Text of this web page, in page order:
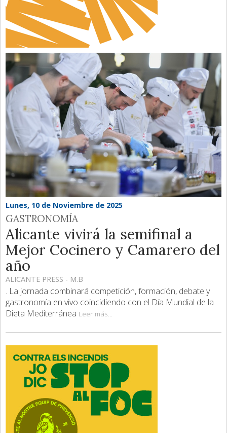
Lunes, 10 de Noviembre de 2025
GASTRONOMÍA
Alicante vivirá la semifinal a
Mejor Cocinero y Camarero del
año
ALICANTE PRESS - M.B
. La jornada combinará competición, formación, debate y
gastronomía en vivo coincidiendo con el Día Mundial de la
Dieta Mediterránea Leer más...